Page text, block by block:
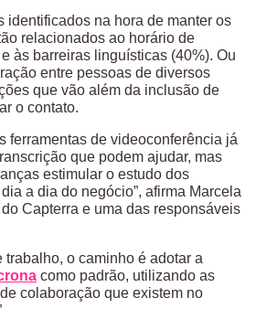
identificados na hora de manter os
relacionados ao horário de
às barreiras linguísticas (40%). Ou
entre pessoas de diversos
que vão além da inclusão de
o contato.
ferramentas de videoconferência já
que podem ajudar, mas
estimular o estudo dos
a dia do negócio”, afirma Marcela
Capterra e uma das responsáveis
trabalho, o caminho é adotar a
como padrão, utilizando as
colaboração que existem no